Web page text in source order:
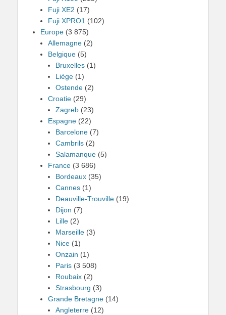
Fuji XE2 (17)
Fuji XPRO1 (102)
Europe (3 875)
Allemagne (2)
Belgique (5)
Bruxelles (1)
Liège (1)
Ostende (2)
Croatie (29)
Zagreb (23)
Espagne (22)
Barcelone (7)
Cambrils (2)
Salamanque (5)
France (3 686)
Bordeaux (35)
Cannes (1)
Deauville-Trouville (19)
Dijon (7)
Lille (2)
Marseille (3)
Nice (1)
Onzain (1)
Paris (3 508)
Roubaix (2)
Strasbourg (3)
Grande Bretagne (14)
Angleterre (12)